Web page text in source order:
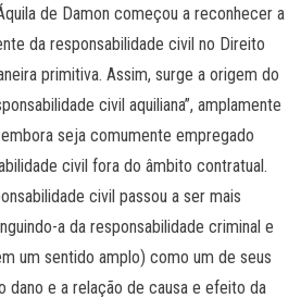
de Damon começou a reconhecer a
da responsabilidade civil no Direito
primitiva. Assim, surge a origem do
civil aquiliana”, amplamente
seja comumente empregado
civil fora do âmbito contratual.
civil passou a ser mais
a da responsabilidade criminal e
um sentido amplo) como um de seus
dano e a relação de causa e efeito da